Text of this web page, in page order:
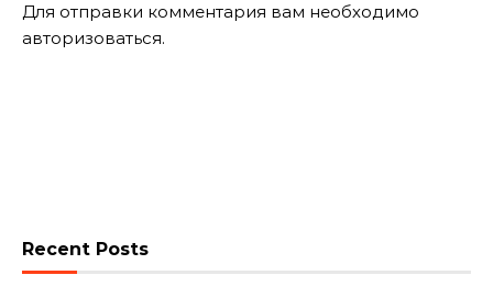
Для отправки комментария вам необходимо
авторизоваться.
Recent Posts